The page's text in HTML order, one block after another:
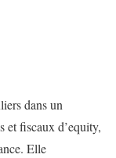
dans un
et fiscaux d’equity,
Elle